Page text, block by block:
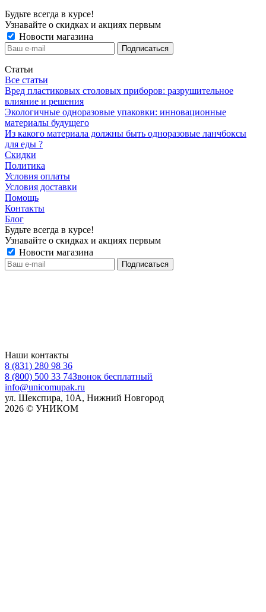
Будьте всегда в курсе!
Узнавайте о скидках и акциях первым
Новости магазина
Статьи
Все статьи
Вред пластиковых столовых приборов: разрушительное
влияние и решения
Экологичные одноразовые упаковки: инновационные
материалы будущего
Из какого материала должны быть одноразовые ланчбоксы
для еды ?
Скидки
Политика
Условия оплаты
Условия доставки
Помощь
Контакты
Блог
Будьте всегда в курсе!
Узнавайте о скидках и акциях первым
Новости магазина
Наши контакты
8 (831) 280 98 36
8 (800) 500 33 74Звонок бесплатный
info@unicomupak.ru
ул. Шекспира, 10А, Нижний Новгород
2026 © УНИКОМ